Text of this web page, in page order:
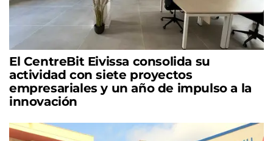
El CentreBit Eivissa consolida su
actividad con siete proyectos
empresariales y un año de impulso a la
innovación